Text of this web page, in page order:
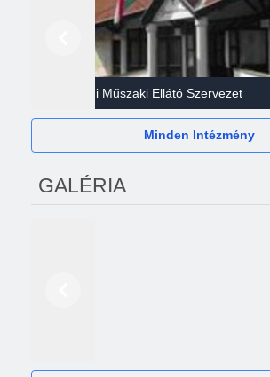
Gazdasági Műszaki Ellátó Szervezet
Minden Intézmény
GALÉRIA